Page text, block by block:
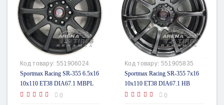
Код товару: 551906024
Sportmax Racing SR-355 6.5x16
10x110 ET38 DIA67.1 MBPL
0
Код товару: 551905835
Sportmax Racing SR-355 7x16
10x110 ET38 DIA67.1 HB
0